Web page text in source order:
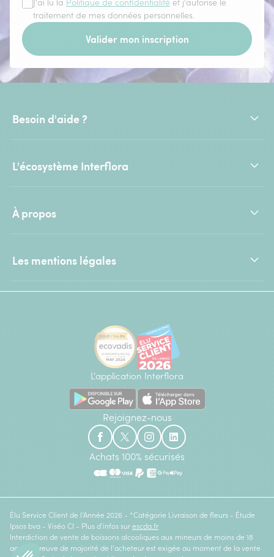
J'ai lu la Politique de confidentialité et j'autorise le
traitement de mes données personnelles.
Valider mon inscription
Besoin d'aide ?
L'écosystème Interflora
À propos
Les mentions légales
L'application Interflora
Rejoignez-nous
Achats 100% sécurisés
Élu Service Client de l'Année 2026 - *Catégorie Livraison de fleurs - Étude
Ipsos bva - Viséo CI - Plus d'infos sur escda.fr
Interdiction de vente de boissons alcooliques aux mineurs de moins de 18
ans. La preuve de majorité de l'acheteur est exigée au moment de la vente